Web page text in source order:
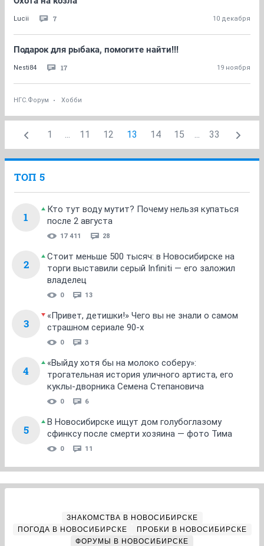
Lucii 7 10 декабря
Подарок для рыбака, помогите найти!!!
Nesti84 17 19 ноября
НГС.Форум Хобби
1 ... 11 12 13 14 15 ... 33
ТОП 5
1
Кто тут воду мутит? Почему нельзя купаться
после 2 августа
17 411 28
2
Стоит меньше 500 тысяч: в Новосибирске на
торги выставили серый Infiniti — его заложил
владелец
0 13
3
«Привет, детишки!» Чего вы не знали о самом
страшном сериале 90-х
0 3
4
«Выйду хотя бы на молоко соберу»:
трогательная история уличного артиста, его
куклы-дворника Семена Степановича
0 6
5
В Новосибирске ищут дом голубоглазому
сфинксу после смерти хозяина — фото Тима
0 11
ЗНАКОМСТВА В НОВОСИБИРСКЕ
ПОГОДА В НОВОСИБИРСКЕ
ПРОБКИ В НОВОСИБИРСКЕ
ФОРУМЫ В НОВОСИБИРСКЕ